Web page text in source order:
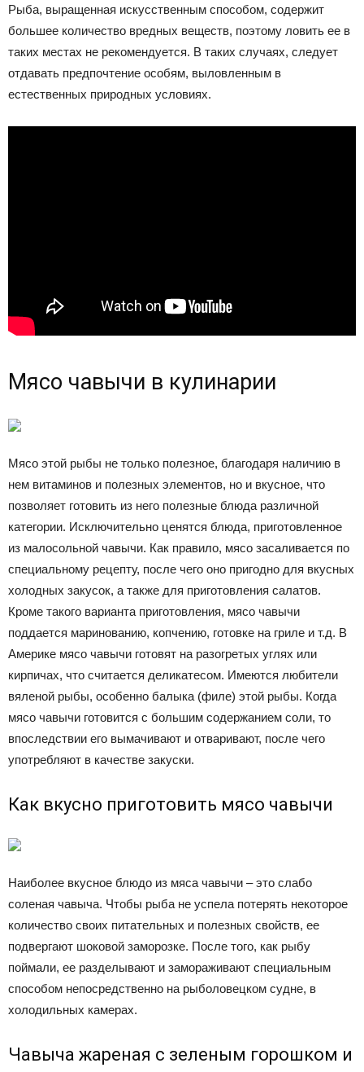
Рыба, выращенная искусственным способом, содержит
большее количество вредных веществ, поэтому ловить ее в
таких местах не рекомендуется. В таких случаях, следует
отдавать предпочтение особям, выловленным в
естественных природных условиях.
Мясо чавычи в кулинарии
Мясо этой рыбы не только полезное, благодаря наличию в
нем витаминов и полезных элементов, но и вкусное, что
позволяет готовить из него полезные блюда различной
категории. Исключительно ценятся блюда, приготовленное
из малосольной чавычи. Как правило, мясо засаливается по
специальному рецепту, после чего оно пригодно для вкусных
холодных закусок, а также для приготовления салатов.
Кроме такого варианта приготовления, мясо чавычи
поддается маринованию, копчению, готовке на гриле и т.д. В
Америке мясо чавычи готовят на разогретых углях или
кирпичах, что считается деликатесом. Имеются любители
вяленой рыбы, особенно балыка (филе) этой рыбы. Когда
мясо чавычи готовится с большим содержанием соли, то
впоследствии его вымачивают и отваривают, после чего
употребляют в качестве закуски.
Как вкусно приготовить мясо чавычи
Наиболее вкусное блюдо из мяса чавычи – это слабо
соленая чавыча. Чтобы рыба не успела потерять некоторое
количество своих питательных и полезных свойств, ее
подвергают шоковой заморозке. После того, как рыбу
поймали, ее разделывают и замораживают специальным
способом непосредственно на рыболовецком судне, в
холодильных камерах.
Чавыча жареная с зеленым горошком и